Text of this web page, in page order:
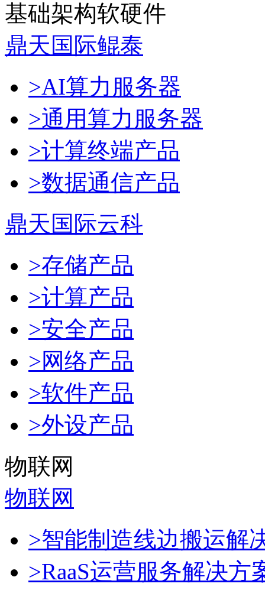
基础架构软硬件
鼎天国际鲲泰
>AI算力服务器
>通用算力服务器
>计算终端产品
>数据通信产品
鼎天国际云科
>存储产品
>计算产品
>安全产品
>网络产品
>软件产品
>外设产品
物联网
物联网
>智能制造线边搬运解
>RaaS运营服务解决方